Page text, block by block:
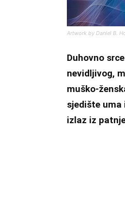
Artwork by Daniel B.
Duhovno
nevidljivog,
muško-
sjedište uma
izlaz iz